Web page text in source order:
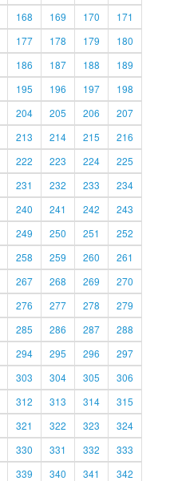
168 169 170
171
177 178 179
180
186 187 188
189
195 196 197
198
204 205 206
207
213 214 215
216
222 223 224
225
231 232 233
234
240 241 242
243
249 250 251
252
258 259 260
261
267 268 269
270
276 277 278
279
285 286 287
288
294 295 296
297
303 304 305
306
312 313 314
315
321 322 323
324
330 331 332
333
339 340 341 342